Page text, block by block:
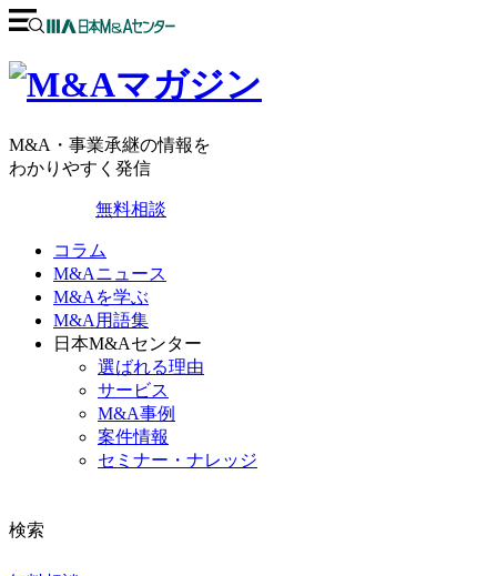
M&A・事業承継の情報を
わかりやすく発信
無料相談
コラム
M&Aニュース
M&Aを学ぶ
M&A用語集
日本M&Aセンター
選ばれる理由
サービス
M&A事例
案件情報
セミナー・ナレッジ
検索